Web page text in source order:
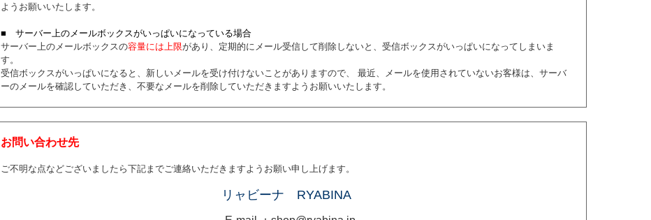
ようお願いいたします。
■ サーバー上のメールボックスがいっぱいになっている場合
サーバー上のメールボックスの容量には上限があり、定期的にメール受信して削除しないと、受信ボックスがいっぱいになってしまいま
す。
受信ボックスがいっぱいになると、新しいメールを受け付けないことがありますので、 最近、メールを使用されていないお客様は、サーバ
ーのメールを確認していただき、不要なメールを削除していただきますようお願いいたします。
お問い合わせ先
ご不明な点などございましたら下記までご連絡いただきますようお願い申し上げます。
リャビーナ RYABINA